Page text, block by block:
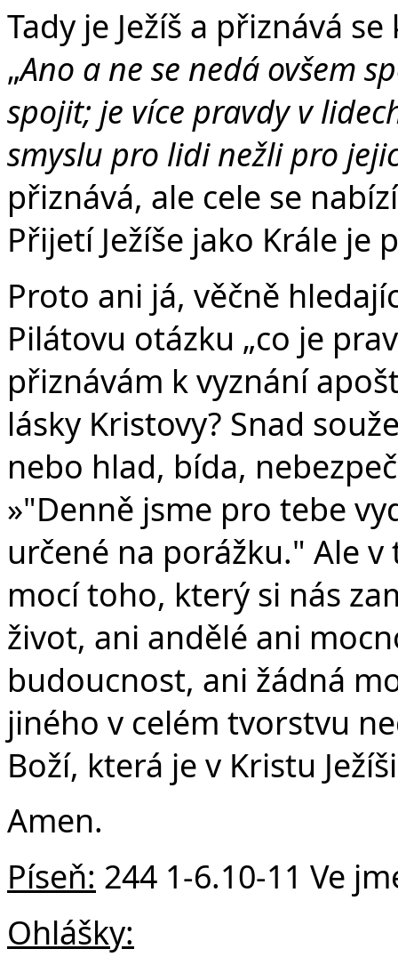
Tady je Ježíš a přiznává
„Ano a ne se nedá ovšem
spojit; je více pravdy v
smyslu pro lidi nežli pro
přiznává, ale cele se
Přijetí Ježíše jako Krále
Proto ani já, věčně
Pilátovu otázku „co je
přiznávám k vyznání
lásky Kristovy? Snad
nebo hlad, bída,
»"Denně jsme pro tebe
určené na porážku." Ale
mocí toho, který si nás
život, ani andělé ani
budoucnost, ani žádná
jiného v celém tvorstvu
Boží, která je v Kristu
Amen.
Píseň: 244 1-6.10-11 Ve
Ohlášky: